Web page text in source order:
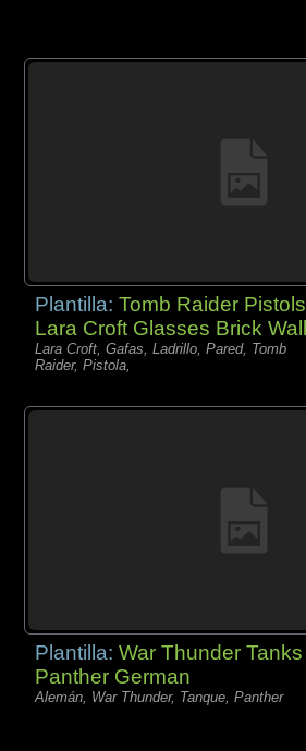
Plantilla:Tomb Raider Pistols
Lara Croft Glasses Brick Wall
Lara Croft, Gafas, Ladrillo, Pared, Tomb
Raider, Pistola,
Plantilla:War Thunder Tanks
Panther German
Alemán, War Thunder, Tanque, Panther